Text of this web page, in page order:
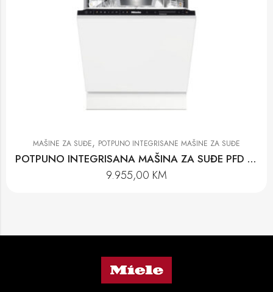
MAŠINE ZA SUĐE, POTPUNO INTEGRISANE MAŠINE ZA SUĐE
POTPUNO INTEGRISANA MAŠINA ZA SUĐE PFD 104 SCVI K2O XXL
9.955,00 KM